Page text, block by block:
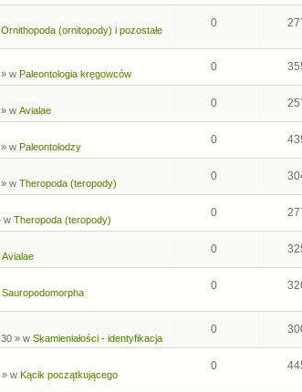
Ornithopoda (ornitopody) i pozostałe
0
» w Paleontologia kręgowców
0
» w Avialae
0
» w Paleontolodzy
0
» w Theropoda (teropody)
0
w Theropoda (teropody)
0
Avialae
0
Sauropodomorpha
0
» w Skamieniałości - identyfikacja
0
» w Kącik początkującego
0